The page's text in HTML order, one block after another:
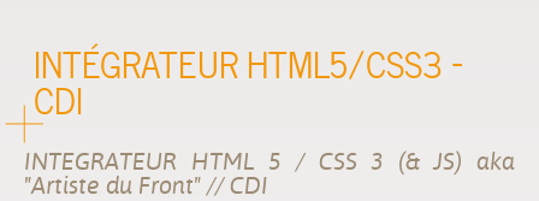
INTÉGRATEUR HTML5/CSS3 -
CDI
INTEGRATEUR HTML 5 / CSS 3 (& JS) aka
"Artiste du Front" // CDI